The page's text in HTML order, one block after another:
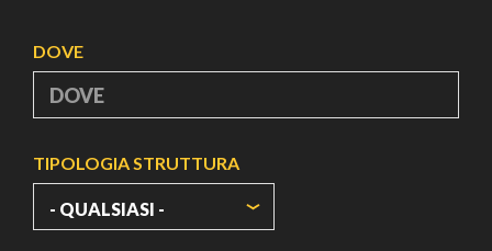
DOVE
TIPOLOGIA STRUTTURA